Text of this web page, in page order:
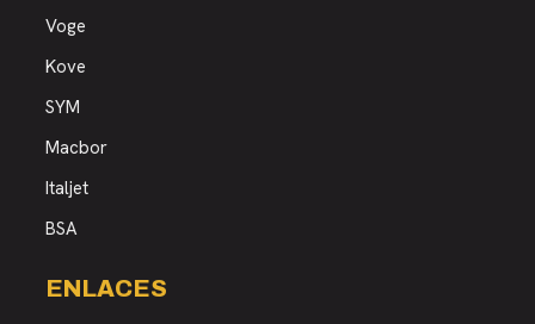
Voge
Kove
SYM
Macbor
Italjet
BSA
ENLACES